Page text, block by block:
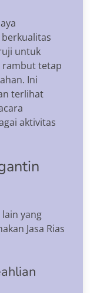
untuk
rambut tetap
Ini
terlihat
aktivitas
yang
Jasa Rias